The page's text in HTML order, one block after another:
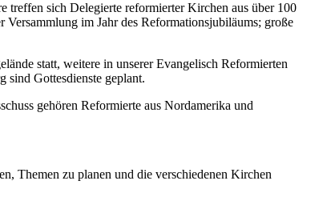
treffen sich Delegierte reformierter Kirchen aus über 100
Versammlung im Jahr des Reformationsjubiläums; große
statt, weitere in unserer Evangelisch Reformierten
Gottesdienste geplant.
gehören Reformierte aus Nordamerika und
Themen zu planen und die verschiedenen Kirchen